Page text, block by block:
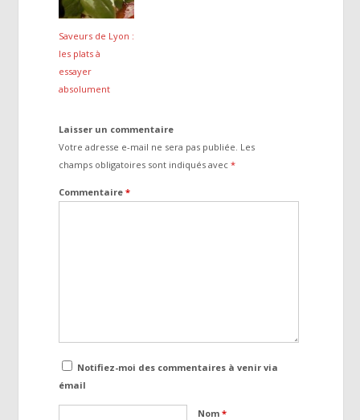
Saveurs de Lyon :
les plats à
essayer
absolument
Laisser un commentaire
Votre adresse e-mail ne sera pas publiée. Les
champs obligatoires sont indiqués avec*
Commentaire*
Notifiez-moi des commentaires à venir via
émail
Nom*